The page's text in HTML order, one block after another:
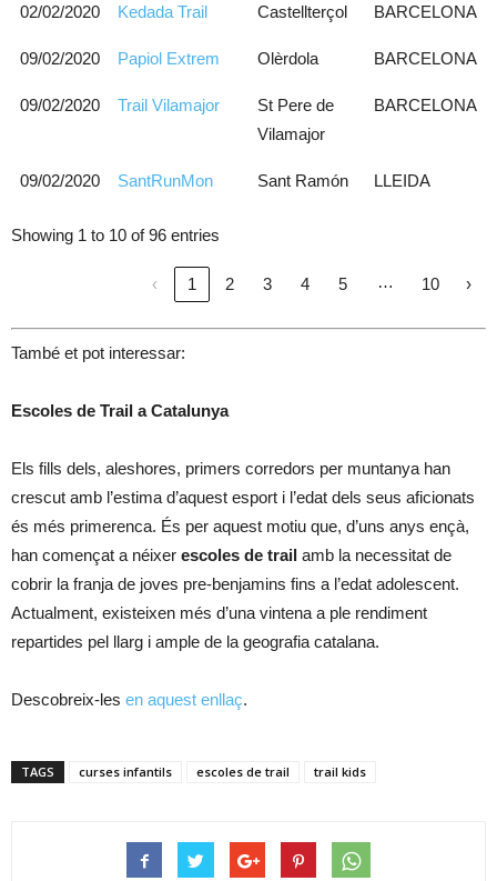
02/02/2020 Kedada Trail Castellterçol BARCELONA
09/02/2020 Papiol Extrem Olèrdola BARCELONA
09/02/2020 Trail Vilamajor
St Pere de
Vilamajor
BARCELONA
09/02/2020 SantRunMon Sant Ramón LLEIDA
Showing 1 to 10 of 96 entries
‹ 1 2 3 4 5 … 10 ›
També et pot interessar:
Escoles de Trail a Catalunya
Els fills dels, aleshores, primers corredors per muntanya han
crescut amb l’estima d’aquest esport i l’edat dels seus aficionats
és més primerenca. És per aquest motiu que, d’uns anys ençà,
han començat a néixer escoles de trail amb la necessitat de
cobrir la franja de joves pre-benjamins fins a l’edat adolescent.
Actualment, existeixen més d’una vintena a ple rendiment
repartides pel llarg i ample de la geografia catalana.
Descobreix-les en aquest enllaç.
TAGS curses infantils escoles de trail trail kids